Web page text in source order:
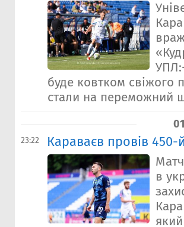
буде ковтком свіжого
стали на переможний
23:22 Караваєв провів 450-
в